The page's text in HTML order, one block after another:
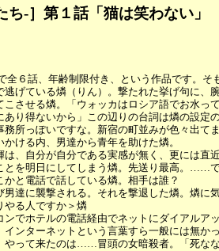
ち-］第１話「猫は笑わない」
全６話、年齢制限付き、という作品です。
逃げている燐（りん）。撃たれた挙げ句に
させる燐。「ウォッカはロシア語でお水っ
り得ないから」この辺りの台詞は燐の設定
っぽいですな。新宿の町並みが色々出て
かける内、男達から青年を助けた燐。
、自分が自分である実感が無く、更には直
とを明日にしてしまう燐。先送り最高。……
と電話で話している燐。相手は誰？
達に襲撃される。それを撃退した燐。燐
やる人ですか＞燐
でホテルの電話経由でネットにダイアル
ンターネットという言葉すら一般には無か
やって来たのは……冒頭の女暗殺者。「死な